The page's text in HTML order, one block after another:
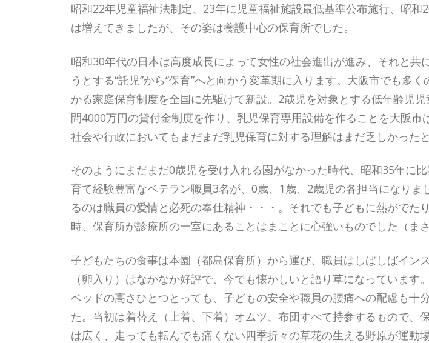
昭和22年児童福祉法制定、23年に児童福祉施設最低基準公布施行、昭
は増えてきましたが、その姿は養護中心の保育所でした。
昭和30年代の日本は高度成長によって女性の社会進出が進み、それと共
うとする“託児”から“保育”へと向かう変革期に入ります。大阪市でも多
かる家庭保育制度を全国に先駆けて新設。2歳児を対象とする低年齢児
間4000万円の貸付金制度を作り、乳児保育専用設備を作ることを大阪市
社会や行政においてもまだまだ乳児保育に対する理解はまだ乏しかったと
そのようにまだまだ0歳児を受け入れる園がなかった時代、昭和35年に
育て経験豊富なベテラン職員3名が、0歳、1歳、2歳児の各担当になり
るのは職員の愛情と必死の奉仕精神・・・。それでも子どもに熱がで
時、保育所が診療所の一室にあることはまことに心強いものでした（ま
子どもたちの食事は本園（都島保育所）から運び、職員はしばしばイ
（卵入り）はなかなか好評で、今でも懐かしいと語り草になっていま
ベッドの高さひとつとっても、子どもの安全や職員の腰痛への配慮も十
た。当初は着替え（上着、下着）オムツ、布団すべて持参するもので
は広く、走っても転んでも痛くない四季折々の草花の生える野原が運